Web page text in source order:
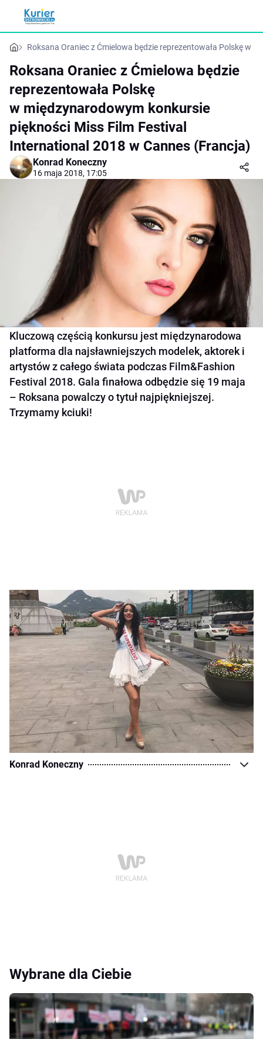
Roksana Oraniec z Ćmielowa będzie reprezentowała Polskę w
Roksana Oraniec z Ćmielowa będzie
reprezentowała Polskę
w międzynarodowym konkursie
piękności Miss Film Festival
International 2018 w Cannes (Francja)
Konrad Koneczny
16 maja 2018, 17:05
Kluczową częścią konkursu jest międzynarodowa
platforma dla najsławniejszych modelek, aktorek i
artystów z całego świata podczas Film&Fashion
Festival 2018. Gala finałowa odbędzie się 19 maja
– Roksana powalczy o tytuł najpiękniejszej.
Trzymamy kciuki!
Konrad Koneczny
Wybrane dla Ciebie